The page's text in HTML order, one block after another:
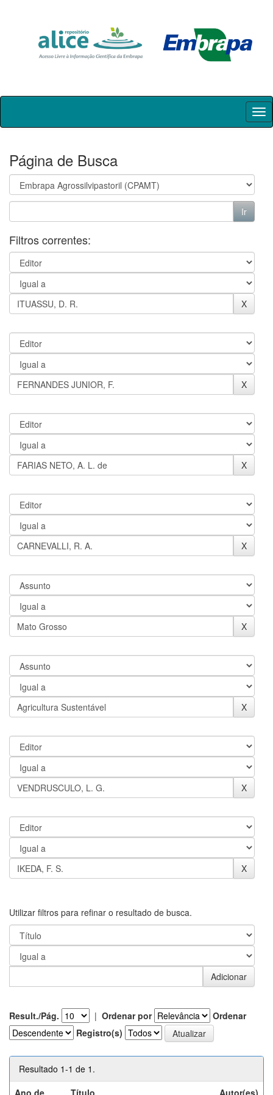
Skip
Página de Busca
Filtros correntes:
Utilizar filtros para refinar o resultado de busca.
Result./Pág. | Ordenar por
Ordenar
Registro(s)
Resultado 1-1 de 1.
Ano de
Título Autor(es)